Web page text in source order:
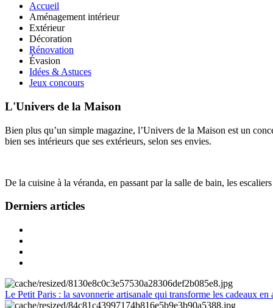
Accueil
Aménagement intérieur
Extérieur
Décoration
Rénovation
Évasion
Idées & Astuces
Jeux concours
L'Univers de la Maison
Bien plus qu’un simple magazine, l’Univers de la Maison est un
bien ses intérieurs que ses extérieurs, selon ses envies.
De la cuisine à la véranda, en passant par la salle de bain, les
Derniers articles
Le Petit Paris : la savonnerie artisanale qui transforme les cadeaux en